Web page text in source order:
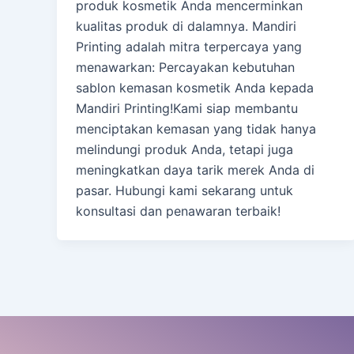
produk kosmetik Anda mencerminkan
kualitas produk di dalamnya. Mandiri
Printing adalah mitra terpercaya yang
menawarkan: Percayakan kebutuhan
sablon kemasan kosmetik Anda kepada
Mandiri Printing!Kami siap membantu
menciptakan kemasan yang tidak hanya
melindungi produk Anda, tetapi juga
meningkatkan daya tarik merek Anda di
pasar. Hubungi kami sekarang untuk
konsultasi dan penawaran terbaik!